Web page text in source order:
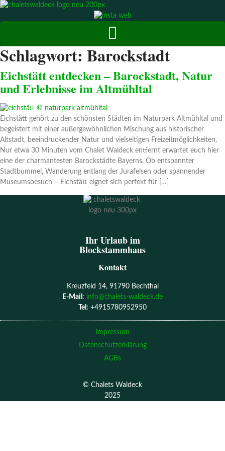
Zum
Schlagwort: Barockstadt
Eichstätt entdecken – Barockstadt, Natur
und Erlebnisse im Altmühltal
Eichstätt gehört zu den schönsten Städten im Naturpark Altmühltal und
begeistert mit einer außergewöhnlichen Mischung aus historischer
Altstadt, beeindruckender Natur und vielseitigen Freizeitmöglichkeiten.
Nur etwa 30 Minuten vom Chalet Waldeck entfernt erwartet euch hier
eine der charmantesten Barockstädte Bayerns. Ob entspannter
Stadtbummel, Wanderung entlang der Jurafelsen oder spannender
Museumsbesuch – Eichstätt eignet sich perfekt für […]
Ihr Urlaub im
Blockstammhaus
Kontakt
Kreuzfeld 14, 91790 Bechthal
E-Mail : info@chalets-waldeck.de
Tel: +4915780952950
Impressum
Datenschutzerklärung
AGBs
© Chalets Waldeck
2025